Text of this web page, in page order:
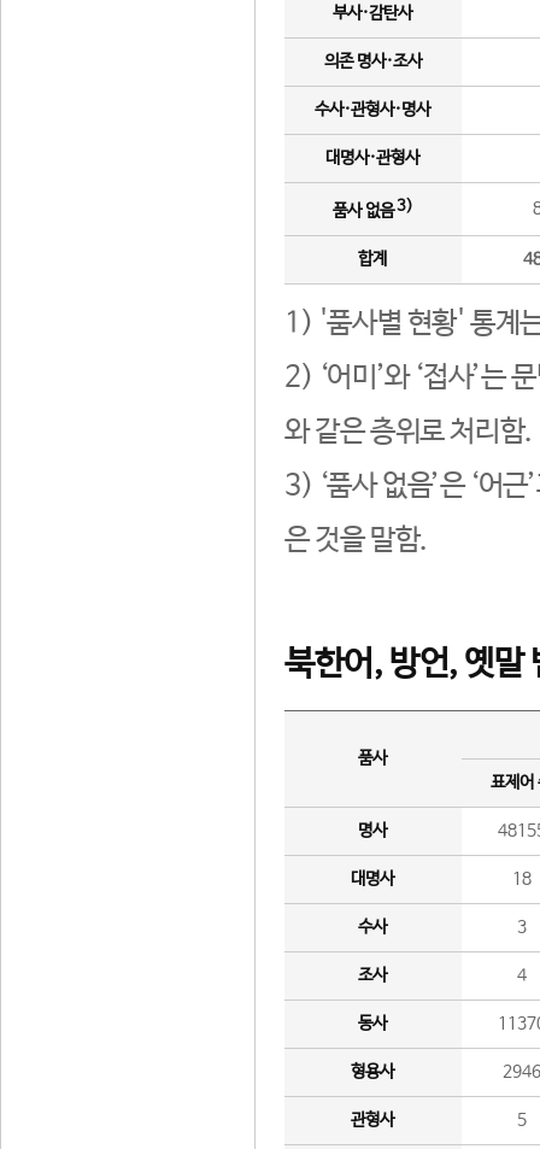
부사·감탄사
의존 명사·조사
수사·관형사·명사
대명사·관형사
품사 없음3)
합계
1) '품사별 현황' 통계
2) ‘어미’와 ‘접사’는
와 같은 층위로 처리함.
3) ‘품사 없음’은 ‘어
은 것을 말함.
북한어, 방언, 옛말
품사
표제어
명사
대명사 18
수사 3
조사 4
동사
형용사 2946
관형사 5